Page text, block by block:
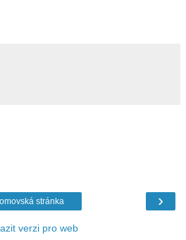
›
stránka
verzi pro web